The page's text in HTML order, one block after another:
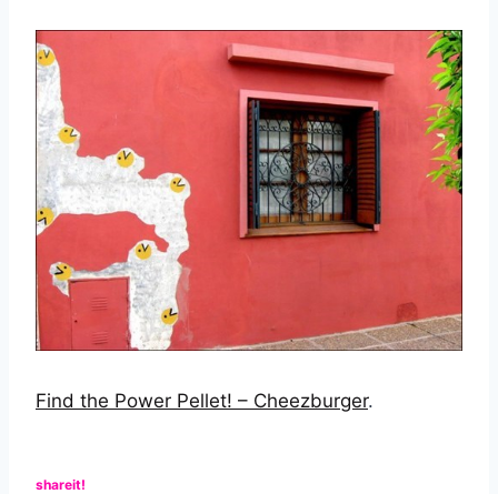
Find the Power Pellet! – Cheezburger.
shareit!